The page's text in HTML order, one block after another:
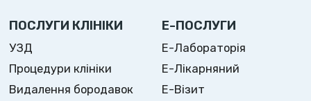
ПОСЛУГИ КЛІНІКИ
УЗД
Процедури клініки
Видалення бородавок
Е-ПОСЛУГИ
Е-Лабораторія
Е-Лікарняний
Е-Візит